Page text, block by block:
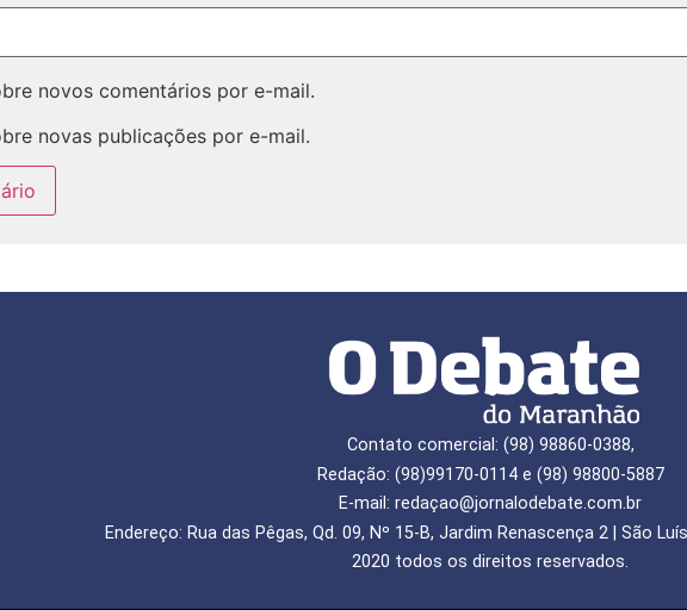
novos comentários por e-mail.
novas publicações por e-mail.
Contato comercial: (98) 98860-0388,
Redação: (98)99170-0114 e (98) 98800-5887
E-mail: redaçao@jornalodebate.com.br
Endereço: Rua das Pêgas, Qd. 09, Nº 15-B, Jardim Renascença 2 | São
2020 todos os direitos reservados.